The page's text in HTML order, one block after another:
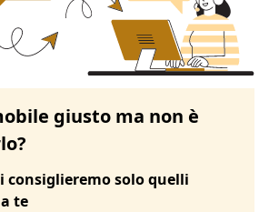
giusto ma non è
solo quelli
te